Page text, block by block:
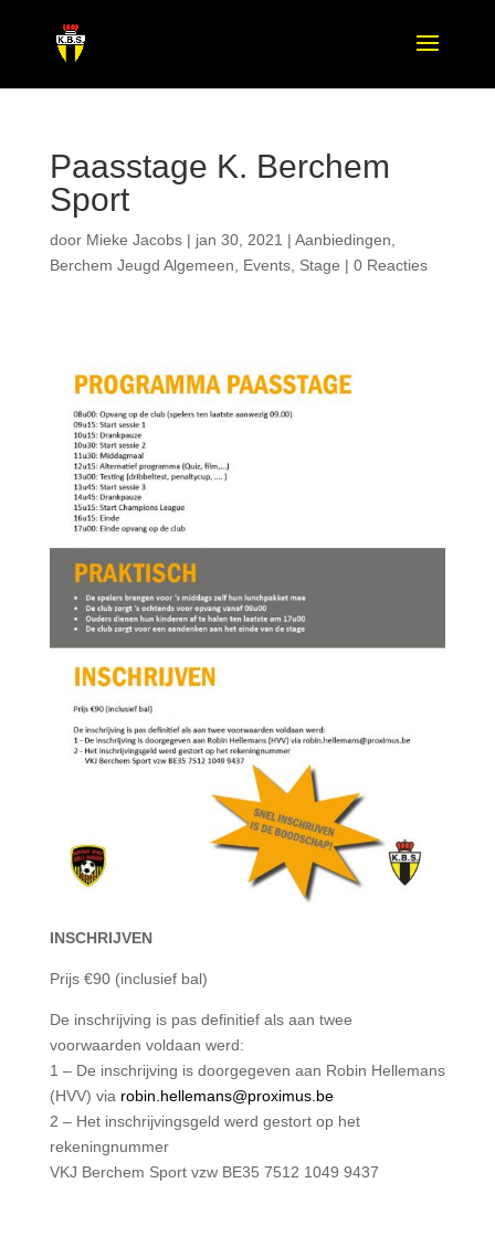
Paasstage K. Berchem
Sport
door Mieke Jacobs| jan 30, 2021 | Aanbiedingen
Berchem Jeugd Algemeen
Events, Stage | 0 Reacties
INSCHRIJVEN
Prijs €90 (inclusief bal)
De inschrijving is pas definitief als aan twee
voorwaarden voldaan werd:
1 – De inschrijving is doorgegeven aan Robin Hellemans
(HVV) via robin.hellemans@proximus.be
2 – Het inschrijvingsgeld werd gestort op het
rekeningnummer
VKJ Berchem Sport vzw BE35 7512 1049 9437